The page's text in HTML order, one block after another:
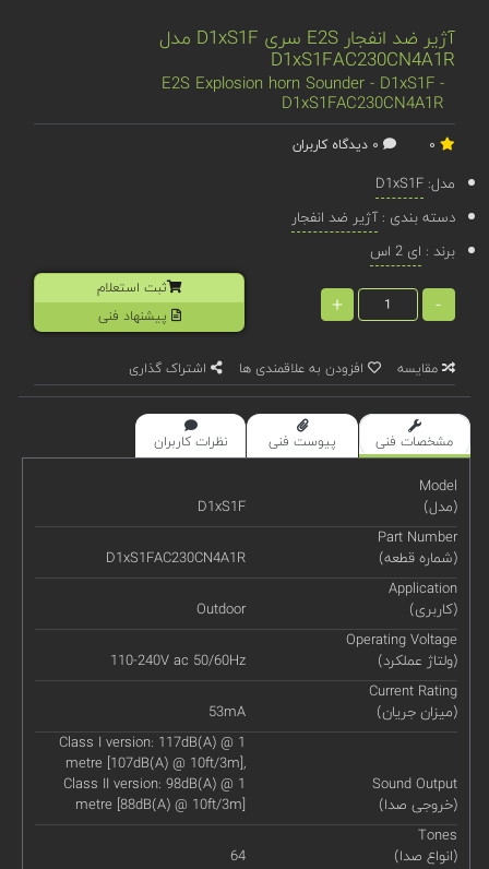
آژیر ضد انفجار E2S سری D1xS1F مدل
D1xS1FAC230CN4A1R
E2S Explosion horn Sounder - D1xS1F -
D1xS1FAC230CN4A1R
مدل:D1xS1F
دسته بندی :آژیر ضد انفجار
برند : ای 2 اس
-
+
ثبت استعلام
پیشنهاد فنی
مقایسه افزودن به علاقمندی ها اشتراک گذاری
مشخصات فنی پیوست فنی نظرات کاربران
Model
(مدل)
D1xS1F
Part Number
(شماره قطعه)
D1xS1FAC230CN4A1R
Application
(کاربری)
Outdoor
Operating Voltage
(ولتاژ عملکرد)
110-240V ac 50/60Hz
Current Rating
(میزان جریان)
53mA
Sound Output
(خروجی صدا)
Class I version: 117dB(A) @ 1
metre [107dB(A) @ 10ft/3m],
Class II version: 98dB(A) @ 1
metre [88dB(A) @ 10ft/3m]
Tones
(انواع صدا)
64